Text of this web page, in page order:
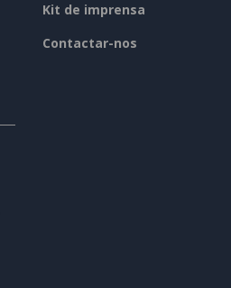
Kit de imprensa
Contactar-nos